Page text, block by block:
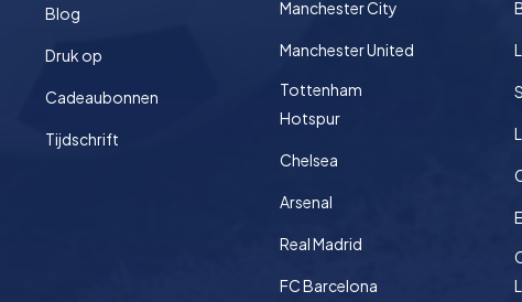
Blog
Druk op
Cadeaubonnen
Tijdschrift
Manchester City
Manchester United
Tottenham
Hotspur
Chelsea
Arsenal
Real Madrid
FC Barcelona